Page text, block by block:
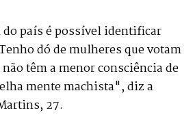
do país é possível identificar
dó de mulheres que votam
têm a menor consciência de
mente machista", diz a
27.